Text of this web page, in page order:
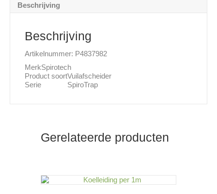
Beschrijving
Beschrijving
Artikelnummer: P4837982
MerkSpirotech
Product soortVuilafscheider
Serie
SpiroTrap
Gerelateerde producten